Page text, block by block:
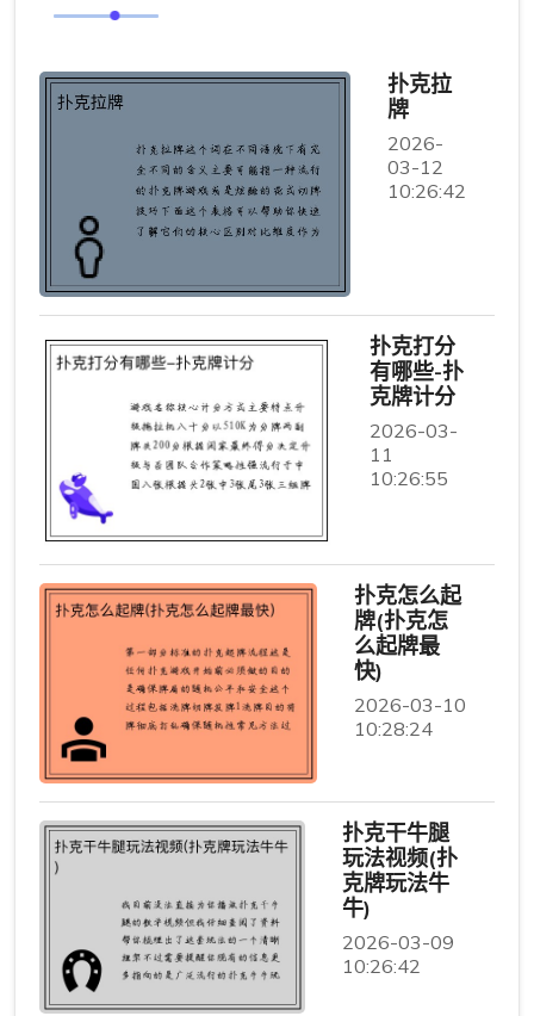
扑克拉
牌
2026-
03-12
10:26:42
扑克打分
有哪些-扑
克牌计分
2026-03-
11
10:26:55
扑克怎么起
牌(扑克怎
么起牌最
快)
2026-03-10
10:28:24
扑克干牛腿
玩法视频(扑
克牌玩法牛
牛)
2026-03-09
10:26:42